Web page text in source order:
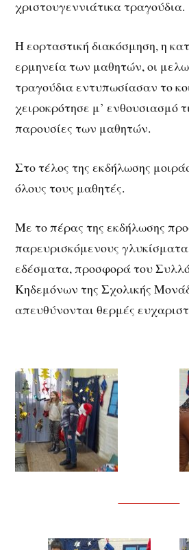
χριστουγεννιάτικα τραγούδια.
Η εορταστική διακόσμηση, η
ερμηνεία των μαθητών, οι
τραγούδια εντυπωσίασαν το
χειροκρότησε μ’ ενθουσιασμό
παρουσίες των μαθητών.
Στο τέλος της εκδήλωσης
όλους τους μαθητές.
Με το πέρας της εκδήλωσης
παρευρισκόμενους
εδέσματα, προσφορά του
Κηδεμόνων της Σχολικής
απευθύνονται θερμές